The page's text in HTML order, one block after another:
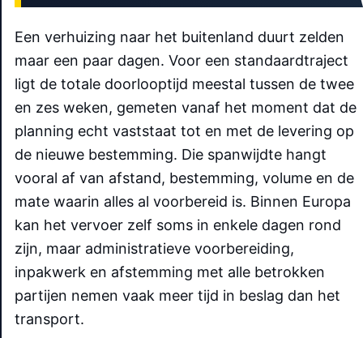
Een verhuizing naar het buitenland duurt zelden
maar een paar dagen. Voor een standaardtraject
ligt de totale doorlooptijd meestal tussen de twee
en zes weken, gemeten vanaf het moment dat de
planning echt vaststaat tot en met de levering op
de nieuwe bestemming. Die spanwijdte hangt
vooral af van afstand, bestemming, volume en de
mate waarin alles al voorbereid is. Binnen Europa
kan het vervoer zelf soms in enkele dagen rond
zijn, maar administratieve voorbereiding,
inpakwerk en afstemming met alle betrokken
partijen nemen vaak meer tijd in beslag dan het
transport.